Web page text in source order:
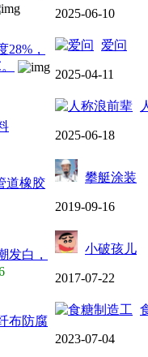
2025-06-10
，
爱问
2025-04-11
2025-06-18
道橡胶
攀艇涂装
2019-09-16
发白，
小破孩儿
2017-07-22
布防腐
2023-07-04